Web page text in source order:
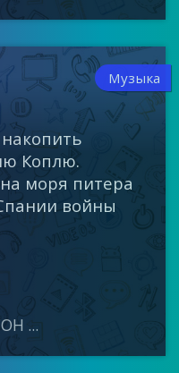
Музыка
Коплю.
моря питера
войны
...